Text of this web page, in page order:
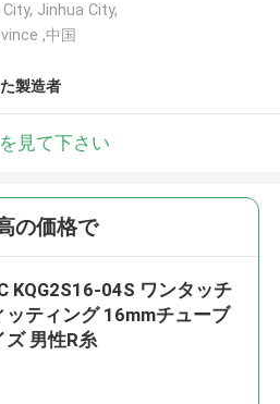
Jinhua City,
,中国
製造者
見て下さい
の価格で
KQG2S16-04S ワンタッチ
ッティング 16mmチューブ
ズ 男性R糸